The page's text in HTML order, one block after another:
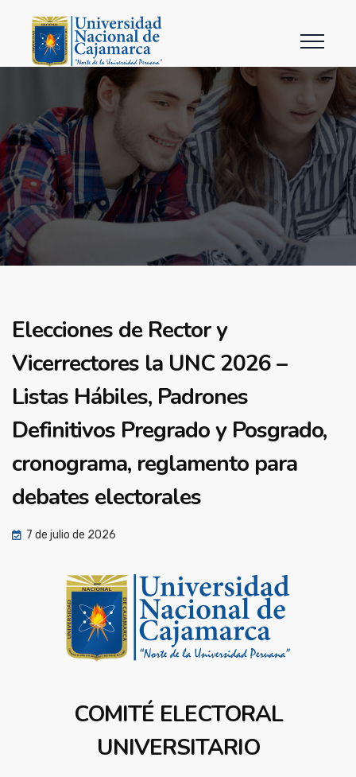
Elecciones de Rector y
Vicerrectores la UNC 2026 –
Listas Hábiles, Padrones
Definitivos Pregrado y Posgrado,
cronograma, reglamento para
debates electorales
7 de julio de 2026
COMITÉ ELECTORAL
UNIVERSITARIO